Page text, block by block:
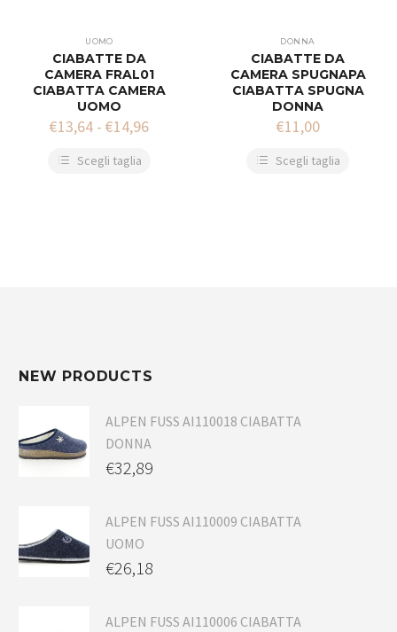
UOMO
CIABATTE DA
CAMERA FRAL01
CIABATTA CAMERA
UOMO
€13,64 - €14,96
Scegli taglia
DONNA
CIABATTE DA
CAMERA SPUGNAPA
CIABATTA SPUGNA
DONNA
€11,00
Scegli taglia
NEW PRODUCTS
ALPEN FUSS AI110018 CIABATTA
DONNA
€32,89
ALPEN FUSS AI110009 CIABATTA
UOMO
€26,18
ALPEN FUSS AI110006 CIABATTA